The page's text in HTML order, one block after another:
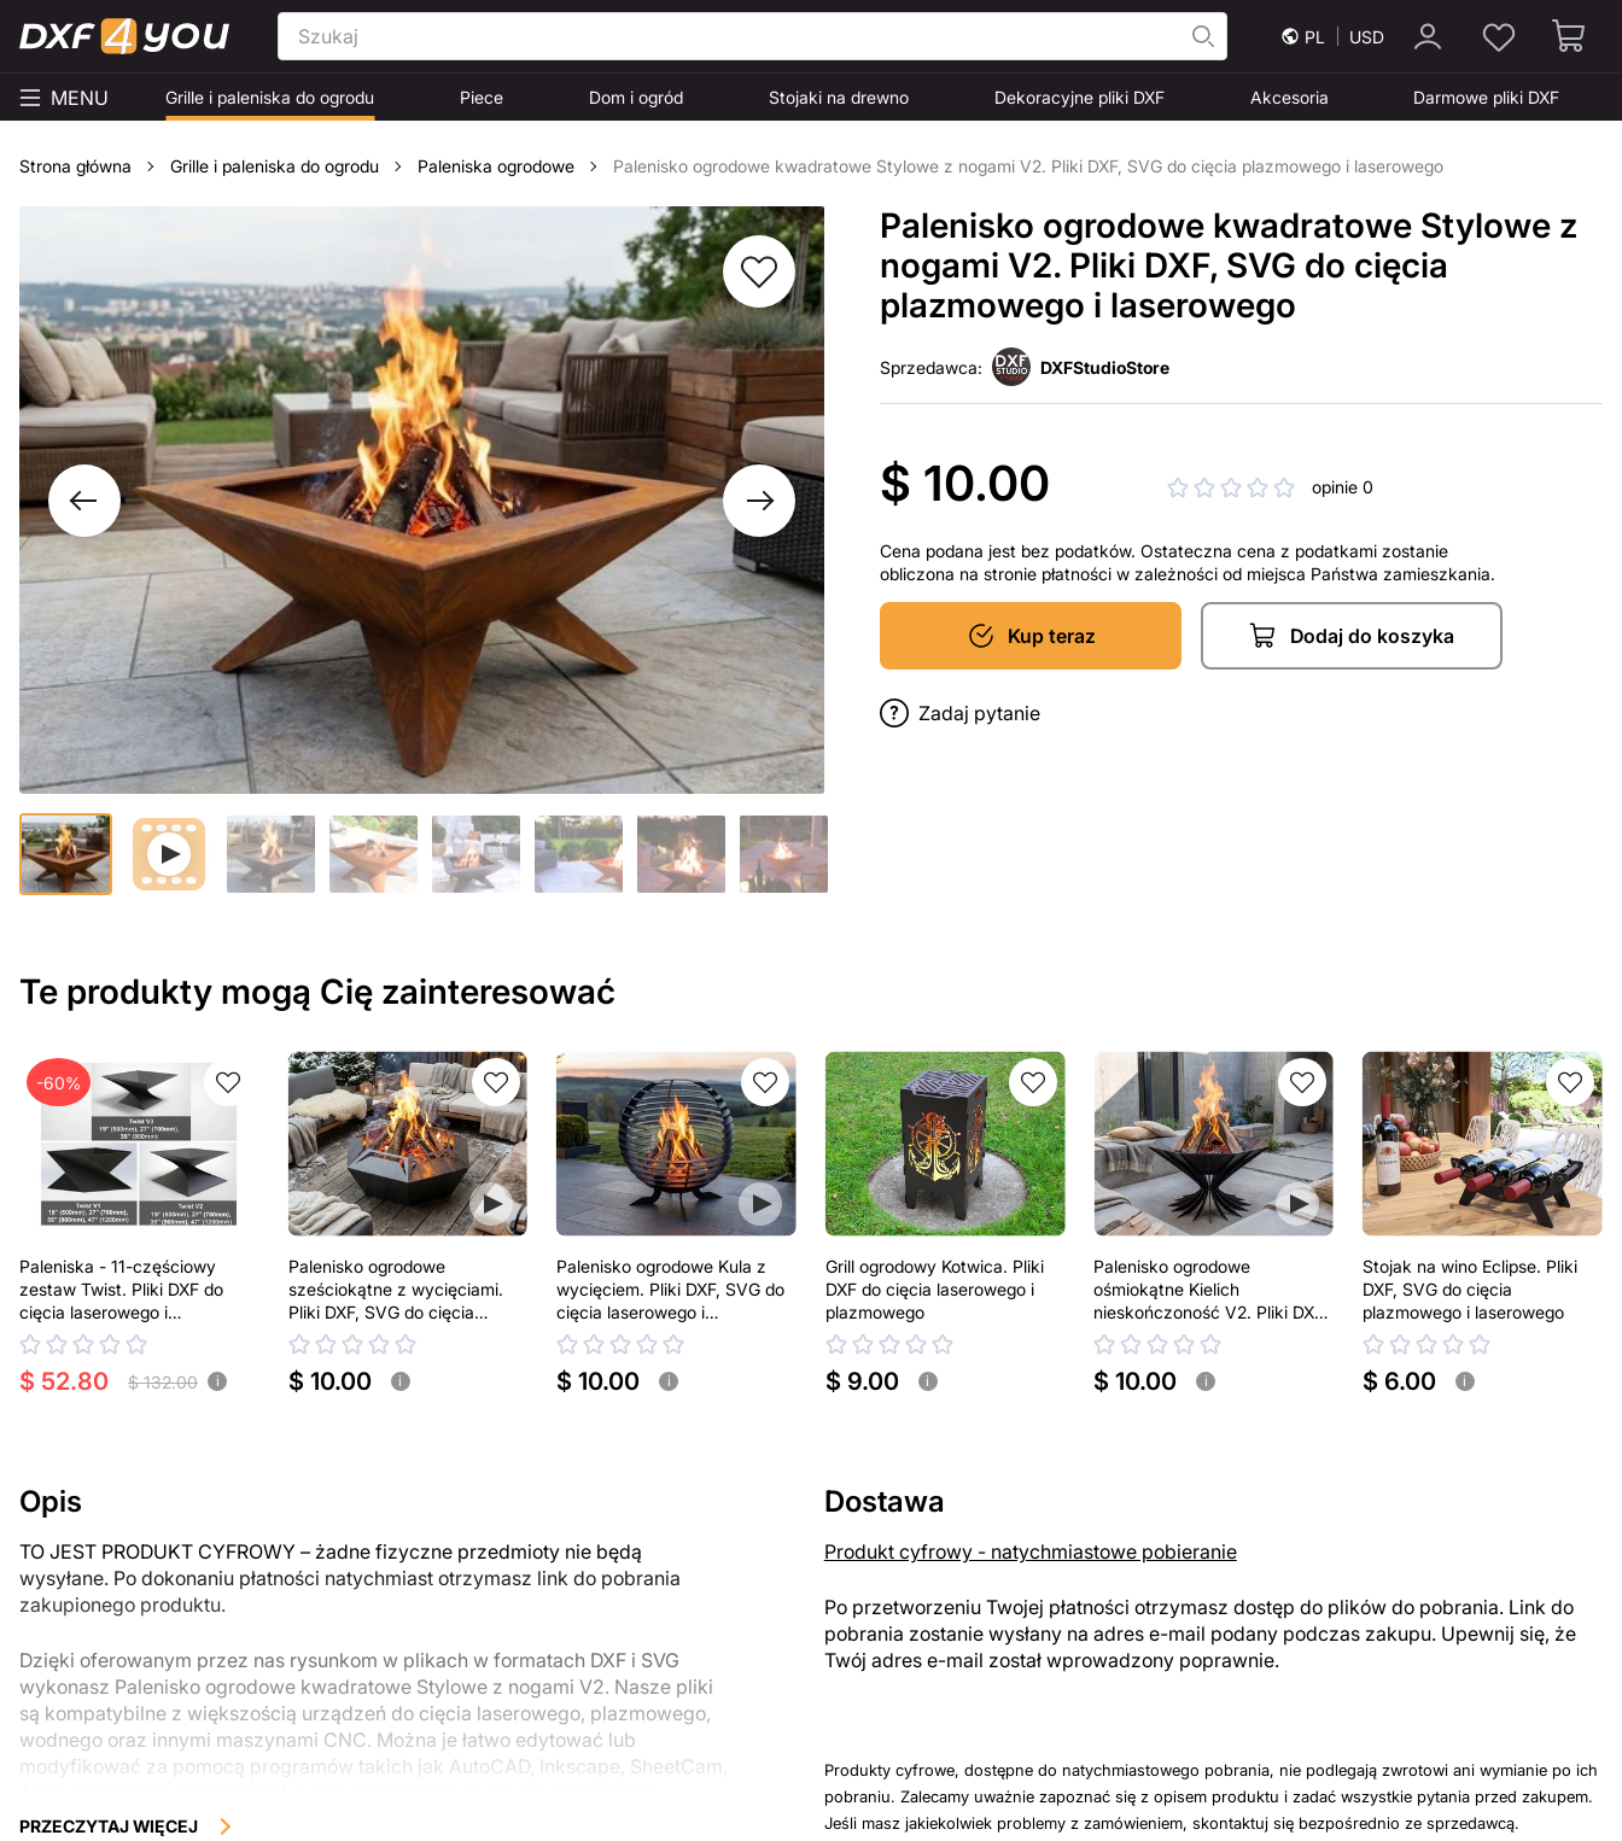
PL USD
MENU Grille i paleniska do ogrodu Piece Dom i ogród Stojaki na drewno Dekoracyjne pliki DXF Akcesoria Darmowe pliki DXF
Strona główna Grille i paleniska do ogrodu Paleniska ogrodowe Palenisko ogrodowe kwadratowe Stylowe z nogami V2. Pliki DXF, SVG do cięcia plazmowego i laserowego
Palenisko ogrodowe kwadratowe Stylowe z
nogami V2. Pliki DXF, SVG do cięcia
plazmowego i laserowego
Sprzedawca: DXFStudioStore
$ 10.00 opinie 0
Cena podana jest bez podatków. Ostateczna cena z podatkami zostanie
obliczona na stronie płatności w zależności od miejsca Państwa zamieszkania.
Kup teraz Dodaj do koszyka
Zadaj pytanie
Te produkty mogą Cię zainteresować
-60%
Paleniska - 11-częściowy
zestaw Twist. Pliki DXF do
cięcia laserowego i
plazmowego
$ 52.80 $ 132.00 i
Palenisko ogrodowe
sześciokątne z wycięciami.
Pliki DXF, SVG do cięcia
laserowego i plazmowego
$ 10.00 i
Palenisko ogrodowe Kula z
wycięciem. Pliki DXF, SVG do
cięcia laserowego i
plazmowego
$ 10.00 i
Grill ogrodowy Kotwica. Pliki
DXF do cięcia laserowego i
plazmowego
$ 9.00 i
Palenisko ogrodowe
ośmiokątne Kielich
nieskończoność V2. Pliki DXF,
SVG do cięcia plazmowego i
laserowego
$ 10.00 i
Stojak na wino Eclipse. Pliki
DXF, SVG do cięcia
plazmowego i laserowego
$ 6.00 i
Opis
TO JEST PRODUKT CYFROWY – żadne fizyczne przedmioty nie będą
wysyłane. Po dokonaniu płatności natychmiast otrzymasz link do pobrania
zakupionego produktu.
Dzięki oferowanym przez nas rysunkom w plikach w formatach DXF i SVG
wykonasz Palenisko ogrodowe kwadratowe Stylowe z nogami V2. Nasze pliki
są kompatybilne z większością urządzeń do cięcia laserowego, plazmowego,
wodnego oraz innymi maszynami CNC. Można je łatwo edytować lub
modyfikować za pomocą programów takich jak AutoCAD, Inkscape, SheetCam,
PRZECZYTAJ WIĘCEJ
Dostawa
Produkt cyfrowy - natychmiastowe pobieranie
Po przetworzeniu Twojej płatności otrzymasz dostęp do plików do pobrania. Link do
pobrania zostanie wysłany na adres e-mail podany podczas zakupu. Upewnij się, że
Twój adres e-mail został wprowadzony poprawnie.
Produkty cyfrowe, dostępne do natychmiastowego pobrania, nie podlegają zwrotowi ani wymianie po ich
pobraniu. Zalecamy uważnie zapoznać się z opisem produktu i zadać wszystkie pytania przed zakupem.
Jeśli masz jakiekolwiek problemy z zamówieniem, skontaktuj się bezpośrednio ze sprzedawcą.